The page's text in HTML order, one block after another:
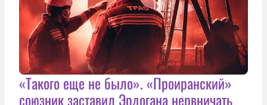
«Такого еще не было». «Проиранский»
союзник заставил Эрдогана нервничать